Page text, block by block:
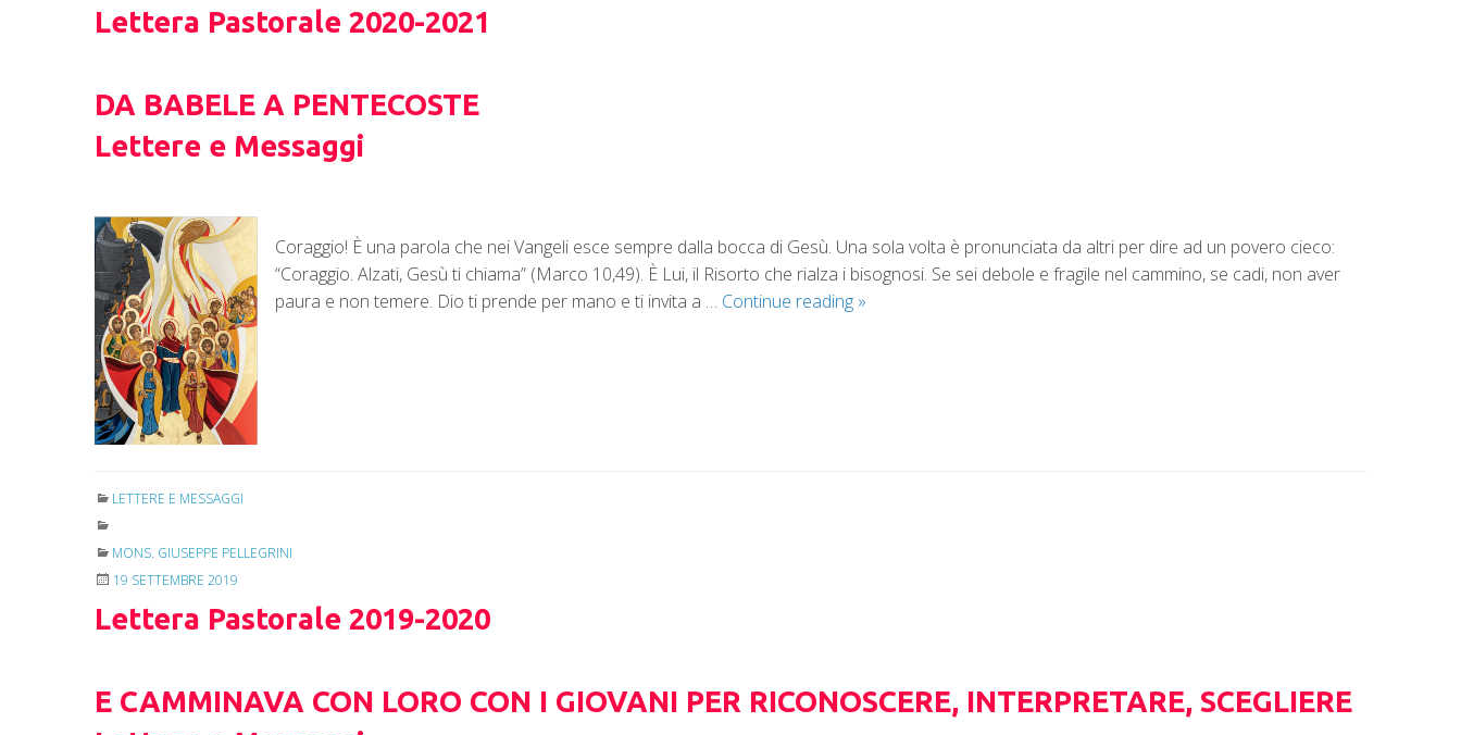
Lettera Pastorale 2020-2021
DA BABELE A PENTECOSTE
Lettere e Messaggi
Coraggio! È una parola che nei Vangeli esce sempre dalla bocca di Gesù. Una sola volta è pronunciata da altri per dire ad un povero cieco:
“Coraggio. Alzati, Gesù ti chiama” (Marco 10,49). È Lui, il Risorto che rialza i bisognosi. Se sei debole e fragile nel cammino, se cadi, non aver
paura e non temere. Dio ti prende per mano e ti invita a … Continue reading »
LETTERE E MESSAGGI
MONS. GIUSEPPE PELLEGRINI
19 SETTEMBRE 2019
Lettera Pastorale 2019-2020
E CAMMINAVA CON LORO CON I GIOVANI PER RICONOSCERE, INTERPRETARE, SCEGLIERE